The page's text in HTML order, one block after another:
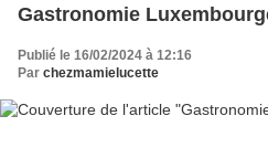
Gastronomie
Publié le 16/02/2024 à 12:16
Par chezmamielucette